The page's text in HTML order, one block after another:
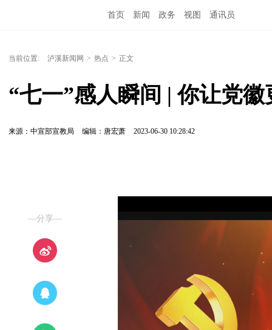
首页 新闻 政务 视图 通讯员
当前位置: 泸溪新闻网 > 热点 > 正文
“七一”感人瞬间 | 你让党
来源：中宣部宣教局 编辑：唐宏萧 2023-06-30 10:28:42
—分享—